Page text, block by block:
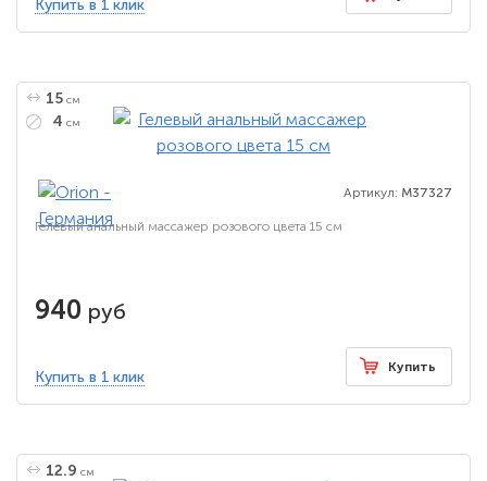
Купить в 1 клик
15 см
4 см
Артикул: M37327
Гелевый анальный массажер розового цвета 15 см
940 руб
Купить в 1 клик
Купить
12.9 см